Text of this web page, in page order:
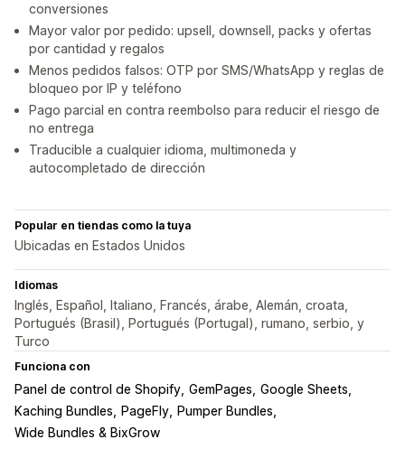
conversiones
Mayor valor por pedido: upsell, downsell, packs y ofertas
por cantidad y regalos
Menos pedidos falsos: OTP por SMS/WhatsApp y reglas de
bloqueo por IP y teléfono
Pago parcial en contra reembolso para reducir el riesgo de
no entrega
Traducible a cualquier idioma, multimoneda y
autocompletado de dirección
Popular en tiendas como la tuya
Ubicadas en Estados Unidos
Idiomas
Inglés, Español, Italiano, Francés, árabe, Alemán, croata,
Portugués (Brasil), Portugués (Portugal), rumano, serbio, y
Turco
Funciona con
Panel de control de Shopify GemPages Google Sheets
Kaching Bundles
PageFly
Pumper Bundles
Wide Bundles & BixGrow